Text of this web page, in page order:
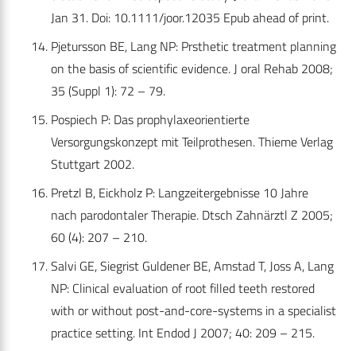
Jan 31. Doi: 10.1111/joor.12035 Epub ahead of print.
Pjetursson BE, Lang NP: Prsthetic treatment planning
on the basis of scientific evidence. J oral Rehab 2008;
35 (Suppl 1): 72 – 79.
Pospiech P: Das prophylaxeorientierte
Versorgungskonzept mit Teilprothesen. Thieme Verlag
Stuttgart 2002.
Pretzl B, Eickholz P: Langzeitergebnisse 10 Jahre
nach parodontaler Therapie. Dtsch Zahnärztl Z 2005;
60 (4): 207 – 210.
Salvi GE, Siegrist Guldener BE, Amstad T, Joss A, Lang
NP: Clinical evaluation of root filled teeth restored
with or without post-and-core-systems in a specialist
practice setting. Int Endod J 2007; 40: 209 – 215.